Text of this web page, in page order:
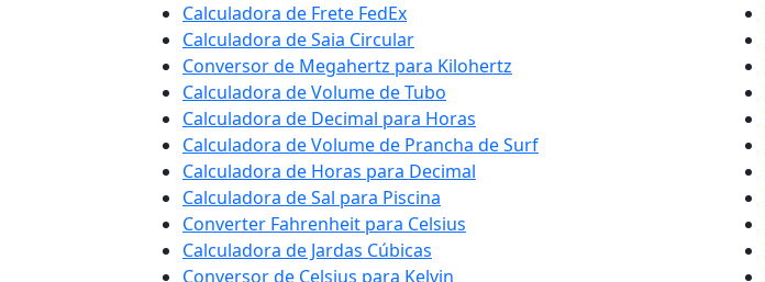
Calculadora de Frete FedEx
Calculadora de Saia Circular
Conversor de Megahertz para Kilohertz
Calculadora de Volume de Tubo
Calculadora de Decimal para Horas
Calculadora de Volume de Prancha de Surf
Calculadora de Horas para Decimal
Calculadora de Sal para Piscina
Converter Fahrenheit para Celsius
Calculadora de Jardas Cúbicas
Conversor de Celsius para Kelvin